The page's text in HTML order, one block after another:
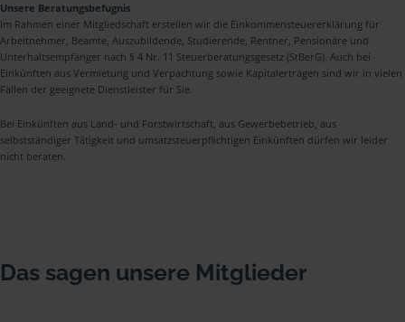
Unsere Beratungsbefugnis
Im Rahmen einer Mitgliedschaft erstellen wir die Einkommensteuererklärung für
Arbeitnehmer, Beamte, Auszubildende, Studierende, Rentner, Pensionäre und
Unterhaltsempfänger nach § 4 Nr. 11 Steuerberatungsgesetz (StBerG). Auch bei
Einkünften aus Vermietung und Verpachtung sowie Kapitalerträgen sind wir in vielen
Fällen der geeignete Dienstleister für Sie.
Bei Einkünften aus Land- und Forstwirtschaft, aus Gewerbebetrieb, aus
selbstständiger Tätigkeit und umsatzsteuerpflichtigen Einkünften dürfen wir leider
nicht beraten.
Das sagen unsere Mitglieder